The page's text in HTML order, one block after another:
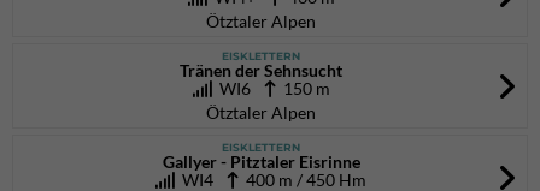
Ötztaler Alpen
EISKLETTERN
Tränen der Sehnsucht
WI6 150 m
Ötztaler Alpen
EISKLETTERN
Gallyer - Pitztaler Eisrinne
WI4
400 m / 450 Hm